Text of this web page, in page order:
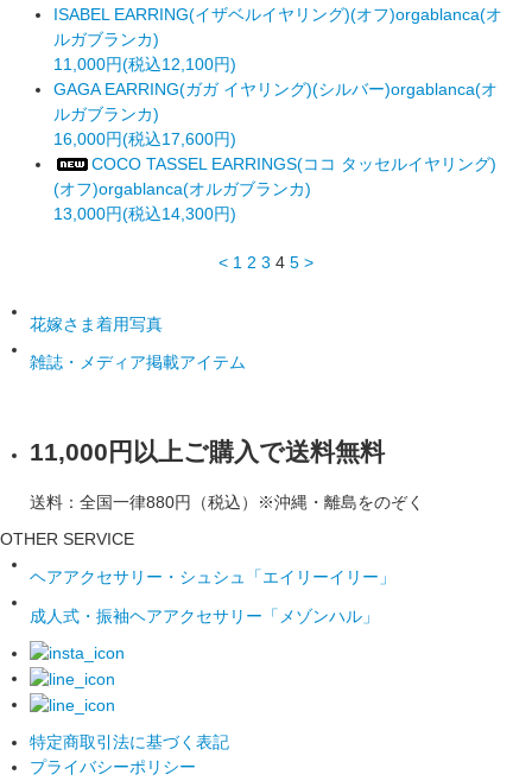
ISABEL EARRING(イザベルイヤリング)(オフ)orgablanca(オ
ルガブランカ)
11,000円(税込12,100円)
GAGA EARRING(ガガ イヤリング)(シルバー)orgablanca(オ
ルガブランカ)
16,000円(税込17,600円)
COCO TASSEL EARRINGS(ココ タッセルイヤリング)
(オフ)orgablanca(オルガブランカ)
13,000円(税込14,300円)
< 1 2 3 4 5 >
花嫁さま着用写真
雑誌・メディア掲載アイテム
11,000円以上ご購入で送料無料
送料：全国一律880円（税込）※沖縄・離島をのぞく
OTHER SERVICE
ヘアアクセサリー・シュシュ「エイリーイリー」
成人式・振袖ヘアアクセサリー「メゾンハル」
特定商取引法に基づく表記
プライバシーポリシー